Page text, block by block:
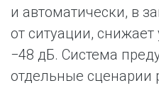
и автоматически, в
от ситуации,
−48 дБ. Система
отдельные сценарии